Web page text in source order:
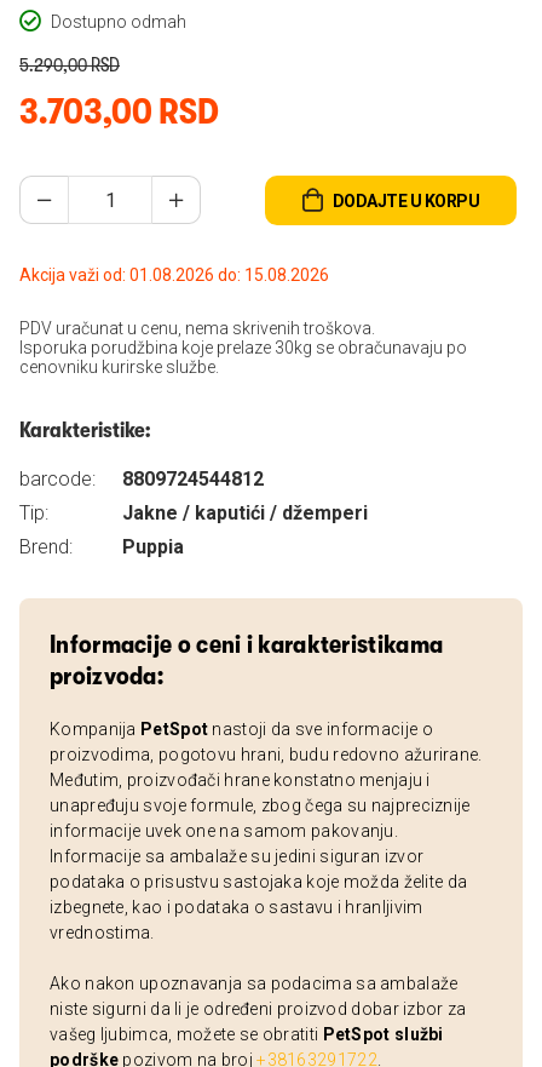
Dostupno odmah
3.703,00 RSD
5.290,00 RSD
DODAJTE U KORPU
Akcija važi od: 01.08.2026 do: 15.08.2026
PDV uračunat u cenu, nema skrivenih troškova.
Isporuka porudžbina koje prelaze 30kg se obračunavaju po
cenovniku kurirske službe.
Karakteristike:
barcode:
8809724544812
Tip:
Jakne / kaputići / džemperi
Brend:
Puppia
Informacije o ceni i karakteristikama
proizvoda:
Kompanija PetSpot nastoji da sve informacije o
proizvodima, pogotovu hrani, budu redovno ažurirane.
Međutim, proizvođači hrane konstatno menjaju i
unapređuju svoje formule, zbog čega su najpreciznije
informacije uvek one na samom pakovanju.
Informacije sa ambalaže su jedini siguran izvor
podataka o prisustvu sastojaka koje možda želite da
izbegnete, kao i podataka o sastavu i hranljivim
vrednostima.
Ako nakon upoznavanja sa podacima sa ambalaže
niste sigurni da li je određeni proizvod dobar izbor za
vašeg ljubimca, možete se obratiti PetSpot službi
podrške pozivom na broj+38163291722